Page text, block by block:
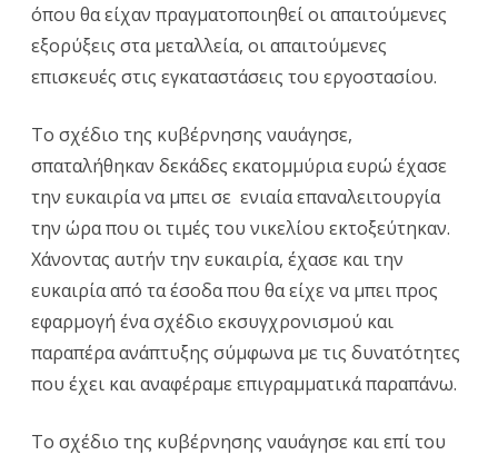
όπου θα είχαν πραγματοποιηθεί οι απαιτούμενες
εξορύξεις στα μεταλλεία, οι απαιτούμενες
επισκευές στις εγκαταστάσεις του εργοστασίου.
Το σχέδιο της κυβέρνησης ναυάγησε,
σπαταλήθηκαν δεκάδες εκατομμύρια ευρώ έχασε
την ευκαιρία να μπει σε ενιαία επαναλειτουργία
την ώρα που οι τιμές του νικελίου εκτοξεύτηκαν.
Χάνοντας αυτήν την ευκαιρία, έχασε και την
ευκαιρία από τα έσοδα που θα είχε να μπει προς
εφαρμογή ένα σχέδιο εκσυγχρονισμού και
παραπέρα ανάπτυξης σύμφωνα με τις δυνατότητες
που έχει και αναφέραμε επιγραμματικά παραπάνω.
Το σχέδιο της κυβέρνησης ναυάγησε και επί του